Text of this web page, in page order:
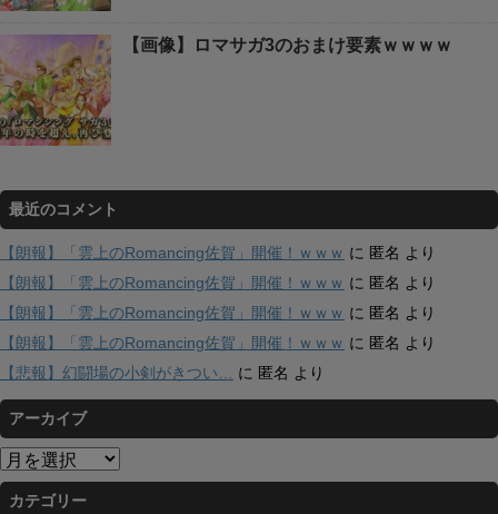
【画像】ロマサガ3のおまけ要素ｗｗｗｗ
最近のコメント
【朗報】「雲上のRomancing佐賀」開催！ｗｗｗ に 匿名 より
【朗報】「雲上のRomancing佐賀」開催！ｗｗｗ に 匿名 より
【朗報】「雲上のRomancing佐賀」開催！ｗｗｗ に 匿名 より
【朗報】「雲上のRomancing佐賀」開催！ｗｗｗ に 匿名 より
【悲報】幻闘場の小剣がきつい…
に 匿名 より
アーカイブ
ア
ー
カカテゴリー